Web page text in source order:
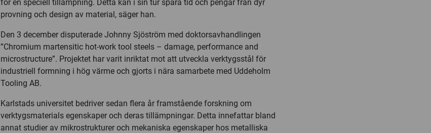
för en speciell tillämpning. Detta kan i sin tur spara tid och pengar från dyr
provning och design av material, säger han.
Den 3 december disputerade Johnny Sjöström med doktorsavhandlingen
”Chromium martensitic hot-work tool steels – damage, performance and
microstructure”. Projektet har varit inriktat mot att utveckla verktygsstål för
industriell formning i hög värme och gjorts i nära samarbete med Uddeholm
Tooling AB.
Karlstads universitet bedriver sedan flera år framstående forskning om
verktygsmaterials egenskaper och deras tillämpningar. Detta innefattar bland
annat studier av mikrostrukturer och mekaniska egenskaper hos metalliska